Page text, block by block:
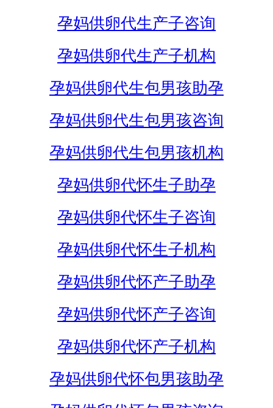
孕妈供卵代生产子咨询
孕妈供卵代生产子机构
孕妈供卵代生包男孩助孕
孕妈供卵代生包男孩咨询
孕妈供卵代生包男孩机构
孕妈供卵代怀生子助孕
孕妈供卵代怀生子咨询
孕妈供卵代怀生子机构
孕妈供卵代怀产子助孕
孕妈供卵代怀产子咨询
孕妈供卵代怀产子机构
孕妈供卵代怀包男孩助孕